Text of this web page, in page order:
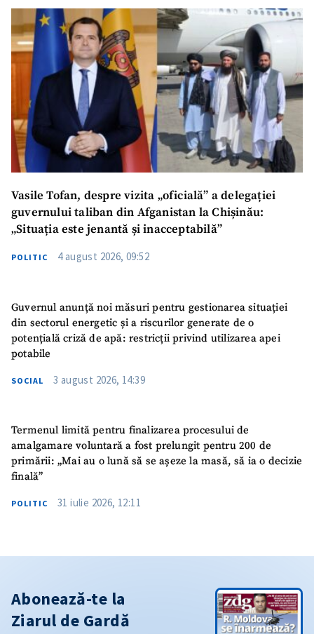
Vasile Tofan, despre vizita „oficială” a delegației
guvernului taliban din Afganistan la Chișinău:
„Situația este jenantă și inacceptabilă”
POLITIC 4 august 2026, 09:52
Guvernul anunță noi măsuri pentru gestionarea situației
din sectorul energetic și a riscurilor generate de o
potențială criză de apă: restricții privind utilizarea apei
potabile
SOCIAL 3 august 2026, 14:39
Termenul limită pentru finalizarea procesului de
amalgamare voluntară a fost prelungit pentru 200 de
primării: „Mai au o lună să se așeze la masă, să ia o decizie
finală”
POLITIC 31 iulie 2026, 12:11
Abonează-te la
Ziarul de Gardă